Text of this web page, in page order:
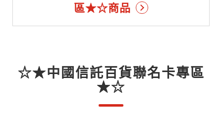
區★☆商品
☆★中國信託百貨聯名卡專區
★☆